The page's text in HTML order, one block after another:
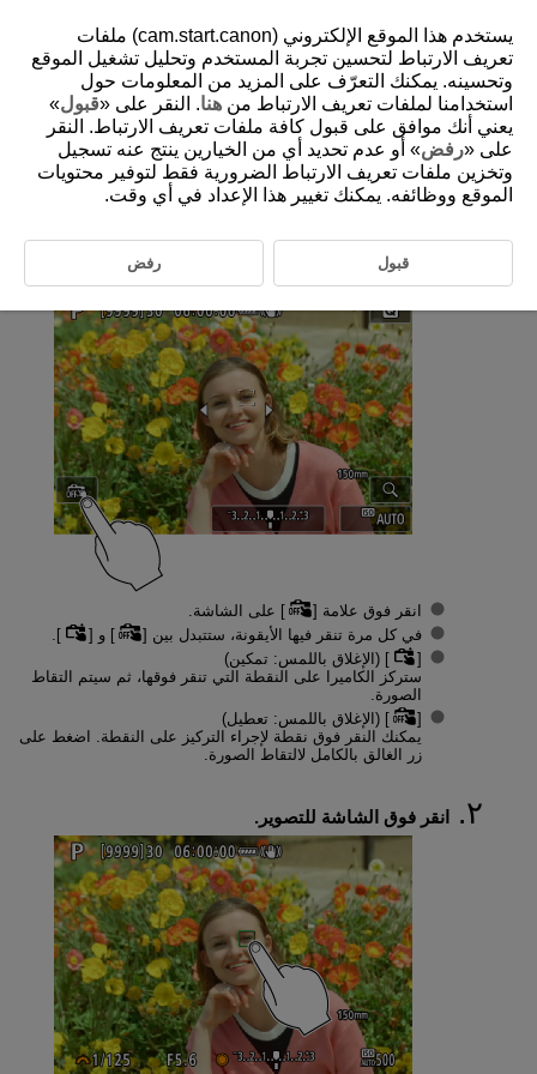
D180-091
التصوير باستخدام الإغلاق باللمس
بمجرد النقر فوق الشاشة، يمكنك التركيز والتقاط الصورة تلقائيًا.
تمكين الإغلاق باللمس.
انقر فوق علامة [
] على الشاشة.
في كل مرة تنقر فيها الأيقونة، ستتبدل بين [
] و [
].
[
] (الإغلاق باللمس: تمكين)
ستركز الكاميرا على النقطة التي تنقر فوقها، ثم سيتم التقاط
الصورة.
[
] (الإغلاق باللمس: تعطيل)
يمكنك النقر فوق نقطة لإجراء التركيز على النقطة. اضغط على
زر الغالق بالكامل لالتقاط الصورة.
انقر فوق الشاشة للتصوير.
يستخدم هذا الموقع الإلكتروني (cam.start.canon) ملفات
تعريف الارتباط لتحسين تجربة المستخدم وتحليل تشغيل الموقع
وتحسينه. يمكنك التعرّف على المزيد من المعلومات حول
استخدامنا لملفات تعريف الارتباط من هنا. النقر على «قبول»
يعني أنك موافق على قبول كافة ملفات تعريف الارتباط. النقر
على «رفض» أو عدم تحديد أي من الخيارين ينتج عنه تسجيل
وتخزين ملفات تعريف الارتباط الضرورية فقط لتوفير محتويات
الموقع ووظائفه. يمكنك تغيير هذا الإعداد في أي وقت.
قبول رفض